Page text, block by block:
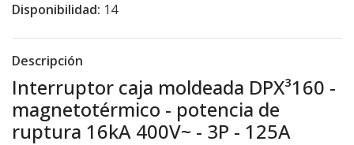
Disponibilidad: 14
Descripción
Interruptor caja moldeada DPX³160 -
magnetotérmico - potencia de
ruptura 16kA 400V~ - 3P - 125A